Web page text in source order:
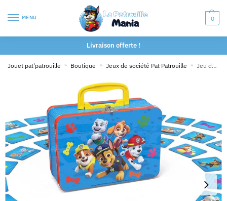
MENU 0
Livraison offerte !
Jouet pat'patrouille » Boutique » Jeux de société Pat Patrouille » Jeu du Memo